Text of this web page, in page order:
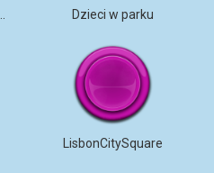
Dzieci w parku
LisbonCitySquare